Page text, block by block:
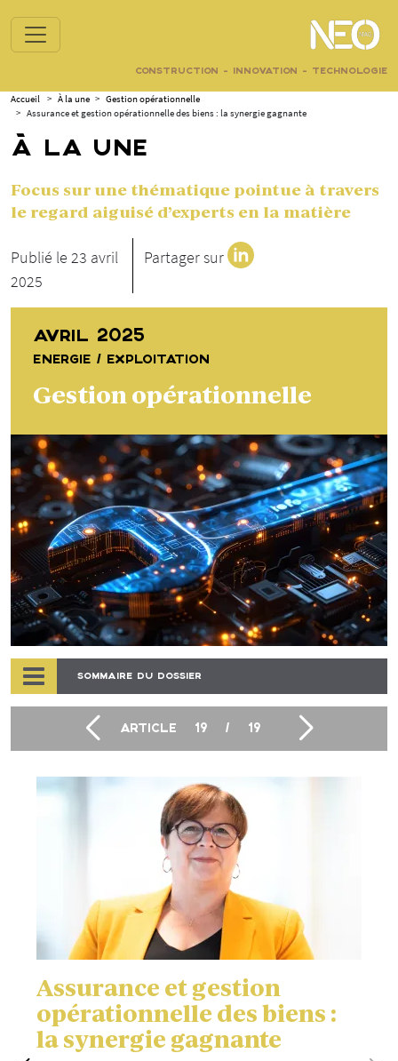
CONSTRUCTION - INNOVATION - TECHNOLOGIE
Accueil > À la une > Gestion opérationnelle
> Assurance et gestion opérationnelle des biens : la synergie gagnante
À LA UNE
Focus sur une thématique pointue à travers
le regard aiguisé d’experts en la matière
Publié le 23 avril
2025
Partager sur
AVRIL 2025
ENERGIE / EXPLOITATION
Gestion opérationnelle
SOMMAIRE DU DOSSIER
ARTICLE 19 / 19
Assurance et gestion
opérationnelle des biens :
la synergie gagnante